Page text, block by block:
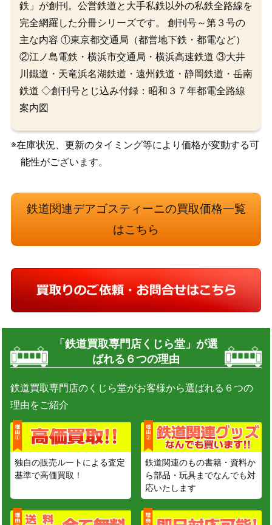
鉄」が創刊。公営鉄道と大手私鉄以外の私鉄全路線を
完全網羅した分冊シリーズです。 創刊号～第３号の
主な内容 ①東京都交通局（都営地下鉄・都電など）
②江ノ島電鉄・横浜市交通局・横浜高速鉄道 ③大井
川鐵道・天竜浜名湖鉄道・遠州鉄道・静岡鉄道・岳南
鉄道 ◇創刊号とじ込み付録：昭和３７年都電全路線
案内図
※在庫状況、更新のタイミング等により価格が変動する可
能性がございます。
鉄道関連デアゴスティーニの買取価格一覧
はこちら
「鉄道買取専門店くじら堂」が選
ばれる６つの理由
鉄道買取専門店のくじら堂がお客様から選ばれる６つの
理由をご紹介
独自の販売ルートによる査定
基準で高価買取！
鉄道関連のもの書籍・資料か
ら部品・玩具までなんでも対
応いたします